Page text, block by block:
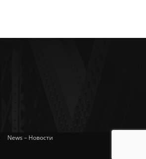
News – Новости